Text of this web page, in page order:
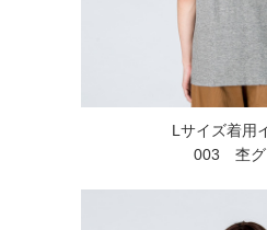
Lサイズ着用
003 杢グ